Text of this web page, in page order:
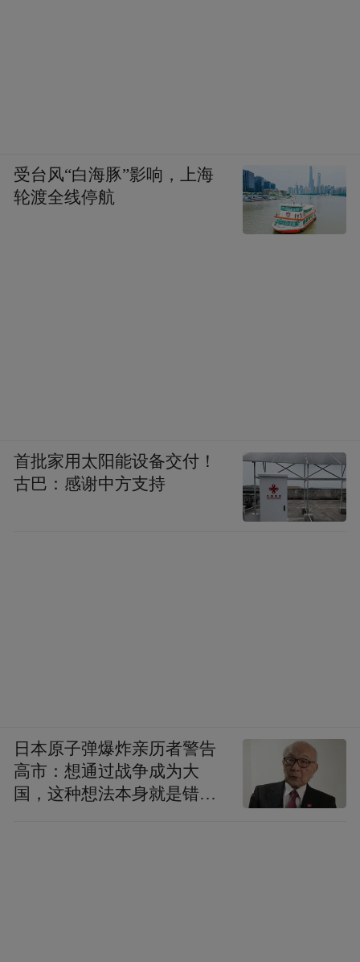
受台风“白海豚”影响，上海
轮渡全线停航
首批家用太阳能设备交付！
古巴：感谢中方支持
日本原子弹爆炸亲历者警告
高市：想通过战争成为大
国，这种想法本身就是错误